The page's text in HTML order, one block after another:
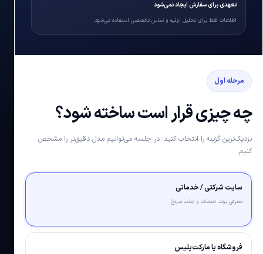
تعهدی برای سفارش ایجاد نمی‌شود
اطلاعات فقط برای تحلیل اولیه و تماس تخصصی استفاده می‌شود.
مرحله اول
چه چیزی قرار است ساخته شود؟
نزدیک‌ترین گزینه را انتخاب کنید؛ در جلسه می‌توانیم مدل دقیق‌تر را مشخص
کنیم.
سایت شرکتی / خدماتی
معرفی برند، خدمات و جذب سرنخ
فروشگاه یا مارکت‌پلیس